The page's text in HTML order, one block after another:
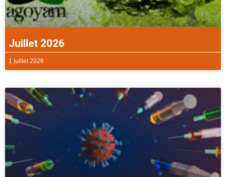
Juillet 2026
1 juillet 2026